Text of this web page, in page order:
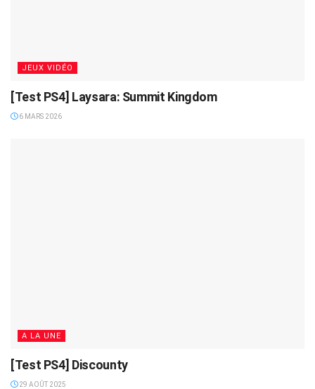
JEUX VIDÉO
[Test PS4] Laysara: Summit Kingdom
6 MARS 2026
A LA UNE
[Test PS4] Discounty
29 AOÛT 2025